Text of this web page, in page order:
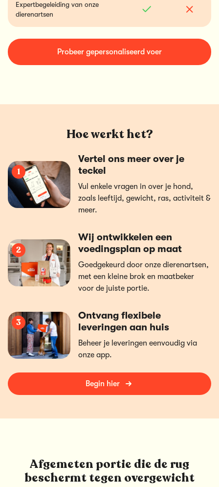
Expertbegeleiding van onze
dierenartsen
Probeer gepersonaliseerd voer
Hoe werkt het?
1
Vertel ons meer over je
teckel
Vul enkele vragen in over je hond,
zoals leeftijd, gewicht, ras, activiteit &
meer.
2
Wij ontwikkelen een
voedingsplan op maat
Goedgekeurd door onze dierenartsen,
met een kleine brok en maatbeker
voor de juiste portie.
3
Ontvang flexibele
leveringen aan huis
Beheer je leveringen eenvoudig via
onze app.
Begin hier
Afgemeten portie die de rug
beschermt tegen overgewicht